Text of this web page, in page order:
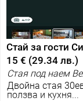
Стай за гости
15 € (29.34 лв.)
Стая под наем
Двойна стая
ползва и кухня...